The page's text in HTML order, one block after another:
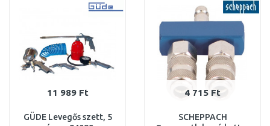
Összehasonlítás Összehasonlítás
11 989 Ft
GÜDE Levegős szett, 5
4 715 Ft
SCHEPPACH